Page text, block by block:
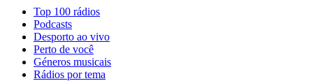
Top 100 rádios
Podcasts
Desporto ao vivo
Perto de você
Géneros musicais
Rádios por tema